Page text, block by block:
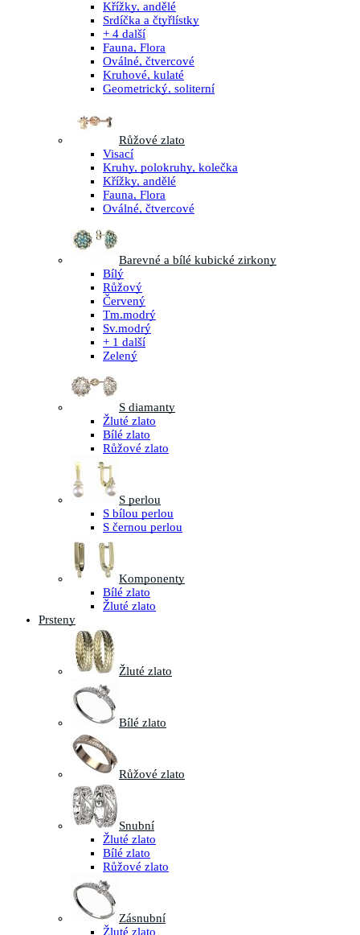
Křížky, andělé
Srdíčka a čtyřlístky
+ 4 další
Fauna, Flora
Oválné, čtvercové
Kruhové, kulaté
Geometrický, soliterní
Růžové zlato
Visací
Kruhy, polokruhy, kolečka
Křížky, andělé
Fauna, Flora
Oválné, čtvercové
Barevné a bílé kubické zirkony
Bílý
Růžový
Červený
Tm.modrý
Sv.modrý
+ 1 další
Zelený
S diamanty
Žluté zlato
Bílé zlato
Růžové zlato
S perlou
S bílou perlou
S černou perlou
Komponenty
Bílé zlato
Žluté zlato
Prsteny
Žluté zlato
Bílé zlato
Růžové zlato
Snubní
Žluté zlato
Bílé zlato
Růžové zlato
Zásnubní
Žluté zlato